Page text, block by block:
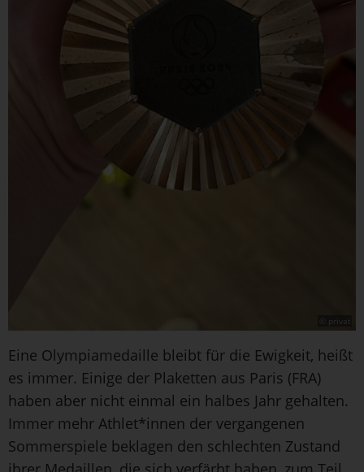
© privat
Eine Olympiamedaille bleibt für die Ewigkeit, heißt
es immer. Einige der Plaketten aus Paris (FRA)
haben aber nicht einmal ein halbes Jahr gehalten.
Immer mehr Athlet*innen der vergangenen
Sommerspiele beklagen den schlechten Zustand